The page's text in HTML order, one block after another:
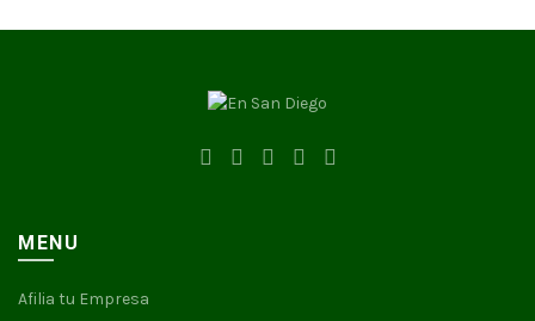
MENU
Afilia tu Empresa